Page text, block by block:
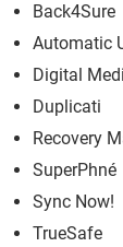
Back4Sure
Automatic
Digital
Duplicati
Recovery
SuperPhné
Sync Now!
TrueSafe